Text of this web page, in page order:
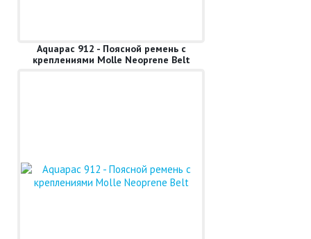
Aquapac 912 - Поясной ремень с
креплениями Molle Neoprene Belt